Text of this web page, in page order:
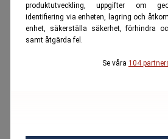
produktutveckling, uppgifter om
identifiering via enheten, lagring och
enhet, säkerställa säkerhet, förhindra
samt åtgärda fel.
Se våra 104